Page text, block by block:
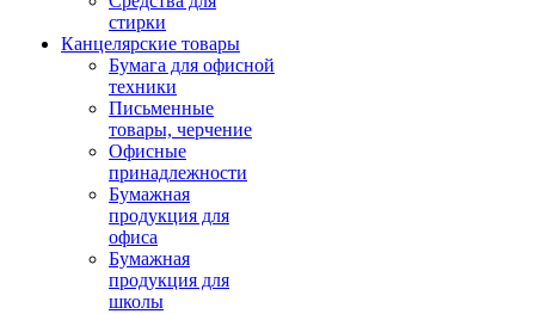
стирки
Канцелярские товары
Бумага для офисной
техники
Письменные
товары, черчение
Офисные
принадлежности
Бумажная
продукция для
офиса
Бумажная
продукция для
школы